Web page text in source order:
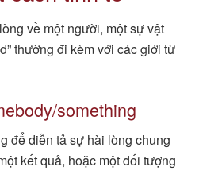
về một người, một sự vật
thường đi kèm với các giới từ
something
để diễn tả sự hài lòng chung
kết quả, hoặc một đối tượng